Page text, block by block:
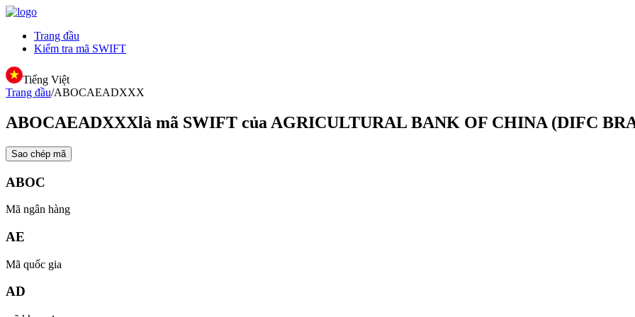
Trang đầu
Kiểm tra mã SWIFT
Tiếng Việt
Trang đầu/ABOCAEADXXX
ABOCAEADXXXlà mã SWIFT của AGRICULTURAL BANK OF CHINA (DIFC
Sao chép mã
ABOC
Mã ngân hàng
AE
Mã quốc gia
AD